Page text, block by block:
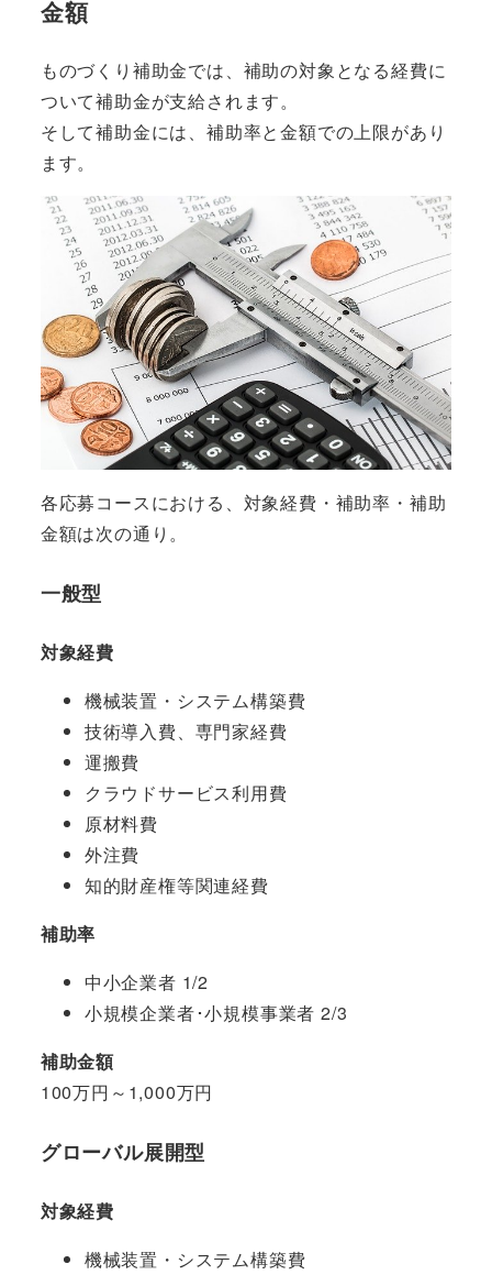
金額
ものづくり補助金では、補助の対象となる経費に
ついて補助金が支給されます。
そして補助金には、補助率と金額での上限があり
ます。
各応募コースにおける、対象経費・補助率・補助
金額は次の通り。
一般型
対象経費
機械装置・システム構築費
技術導入費、専門家経費
運搬費
クラウドサービス利用費
原材料費
外注費
知的財産権等関連経費
補助率
中小企業者 1/2
小規模企業者･小規模事業者 2/3
補助金額
100万円～1,000万円
グローバル展開型
対象経費
機械装置・システム構築費